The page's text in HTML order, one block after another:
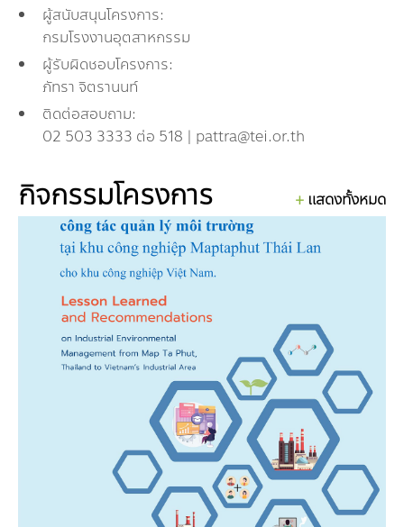
ผู้สนับสนุนโครงการ:
กรมโรงงานอุตสาหกรรม
ผู้รับผิดชอบโครงการ:
ภัทรา จิตรานนท์
ติดต่อสอบถาม:
02 503 3333 ต่อ 518 | pattra@tei.or.th
กิจกรรมโครงการ แสดงทั้งหมด